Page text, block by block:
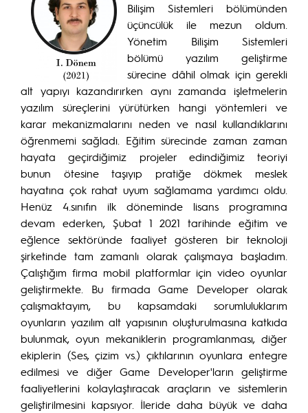
Bilişim Sistemleri bölümünden
üçüncülük ile mezun oldum.
Yönetim Bilişim Sistemleri
bölümü yazılım geliştirme
sürecine dâhil olmak için gerekli
alt yapıyı kazandırırken aynı zamanda işletmelerin
yazılım süreçlerini yürütürken hangi yöntemleri ve
karar mekanizmalarını neden ve nasıl kullandıklarını
öğrenmemi sağladı. Eğitim sürecinde zaman zaman
hayata geçirdiğimiz projeler edindiğimiz teoriyi
bunun ötesine taşıyıp pratiğe dökmek meslek
hayatına çok rahat uyum sağlamama yardımcı oldu.
Henüz 4.sınıfın ilk döneminde lisans programına
devam ederken, Şubat 1 2021 tarihinde eğitim ve
eğlence sektöründe faaliyet gösteren bir teknoloji
şirketinde tam zamanlı olarak çalışmaya başladım.
Çalıştığım firma mobil platformlar için video oyunlar
geliştirmekte. Bu firmada Game Developer olarak
çalışmaktayım, bu kapsamdaki sorumluluklarım
oyunların yazılım alt yapısının oluşturulmasına katkıda
bulunmak, oyun mekaniklerin programlanması, diğer
ekiplerin (Ses, çizim vs.) çıktılarının oyunlara entegre
edilmesi ve diğer Game Developer'ların geliştirme
faaliyetlerini kolaylaştıracak araçların ve sistemlerin
geliştirilmesini kapsıyor. İleride daha büyük ve daha